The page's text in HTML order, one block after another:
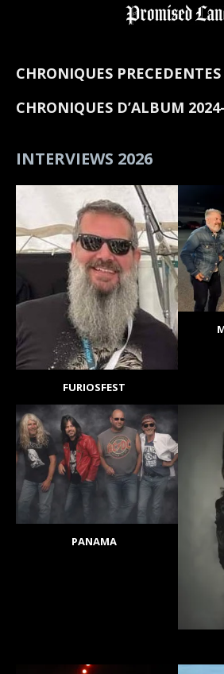
CHRONIQUES PRECEDENTES
CHRONIQUES D’ALBUM
INTERVIEWS 2026
FURIOSFEST
PANAMA